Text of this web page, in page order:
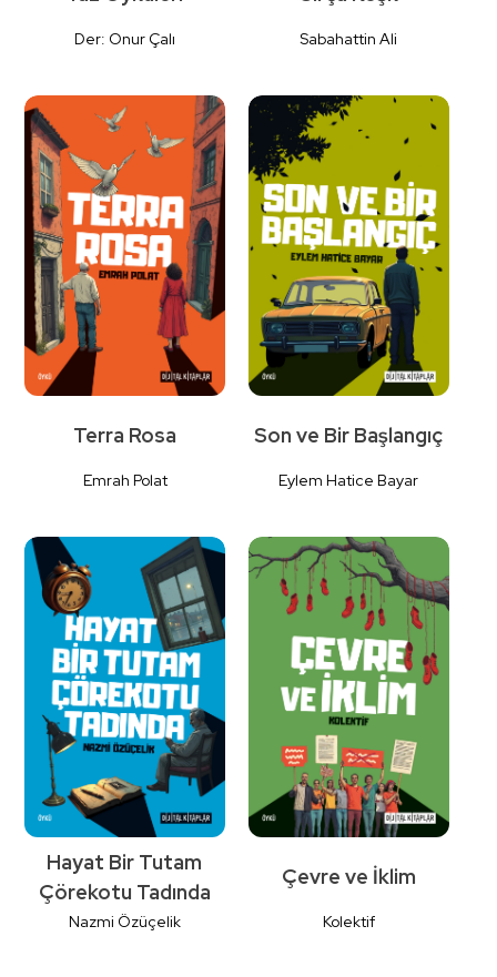
Detaylı
İncele
Der: Onur Çalı
Detaylı
İncele
Sabahattin Ali
Detaylı
İncele
Terra Rosa
Emrah Polat
Detaylı
İncele
Son ve Bir Başlangıç
Eylem Hatice Bayar
Hayat Bir Tutam
Çörekotu Tadında
Nazmi Özüçelik
Çevre ve İklim
Kolektif